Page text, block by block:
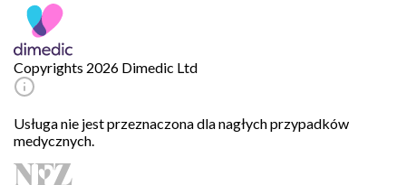
Copyrights 2026 Dimedic Ltd
Usługa nie jest przeznaczona dla nagłych przypadków
medycznych.